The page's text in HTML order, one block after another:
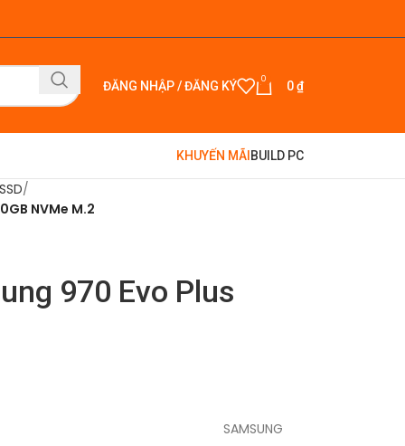
ĐĂNG NHẬP / ĐĂNG KÝ 0 0₫
KHUYẾN MÃI BUILD PC
NVMe M.2
970 Evo Plus
SAMSUNG